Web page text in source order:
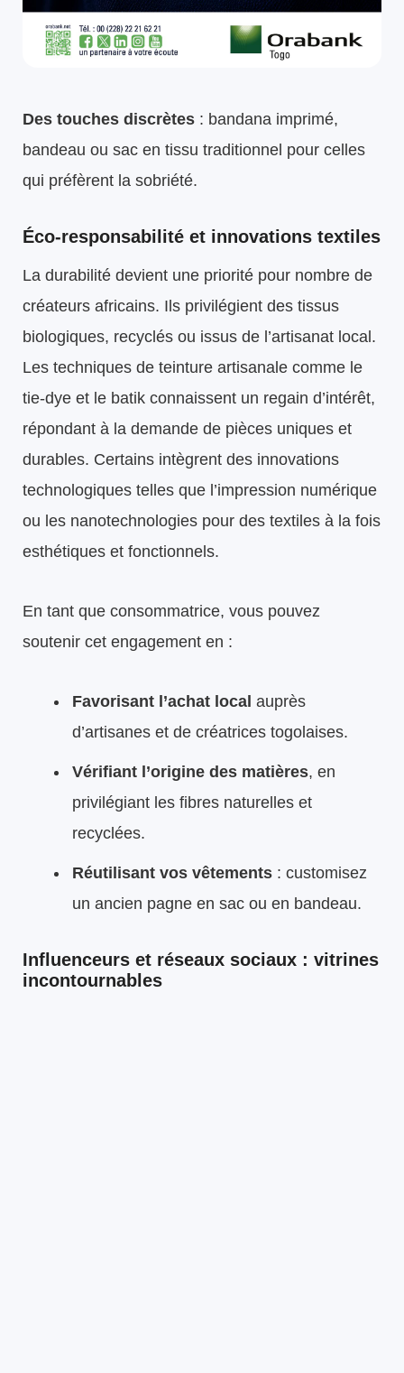
Des touches discrètes : bandana imprimé,
bandeau ou sac en tissu traditionnel pour celles
qui préfèrent la sobriété.
Éco‑responsabilité et innovations textiles
La durabilité devient une priorité pour nombre de
créateurs africains. Ils privilégient des tissus
biologiques, recyclés ou issus de l’artisanat local.
Les techniques de teinture artisanale comme le
tie‑dye et le batik connaissent un regain d’intérêt,
répondant à la demande de pièces uniques et
durables. Certains intègrent des innovations
technologiques telles que l’impression numérique
ou les nanotechnologies pour des textiles à la fois
esthétiques et fonctionnels.
En tant que consommatrice, vous pouvez
soutenir cet engagement en :
Favorisant l’achat local auprès
d’artisanes et de créatrices togolaises.
Vérifiant l’origine des matières, en
privilégiant les fibres naturelles et
recyclées.
Réutilisant vos vêtements : customisez
un ancien pagne en sac ou en bandeau.
Influenceurs et réseaux sociaux : vitrines
incontournables